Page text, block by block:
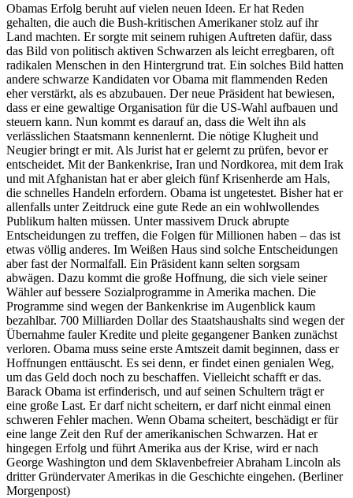
Obamas Erfolg beruht auf vielen neuen Ideen. Er hat Reden
gehalten, die auch die Bush-kritischen Amerikaner stolz auf ihr
Land machten. Er sorgte mit seinem ruhigen Auftreten dafür, dass
das Bild von politisch aktiven Schwarzen als leicht erregbaren, oft
radikalen Menschen in den Hintergrund trat. Ein solches Bild hatten
andere schwarze Kandidaten vor Obama mit flammenden Reden
eher verstärkt, als es abzubauen. Der neue Präsident hat bewiesen,
dass er eine gewaltige Organisation für die US-Wahl aufbauen und
steuern kann. Nun kommt es darauf an, dass die Welt ihn als
verlässlichen Staatsmann kennenlernt. Die nötige Klugheit und
Neugier bringt er mit. Als Jurist hat er gelernt zu prüfen, bevor er
entscheidet. Mit der Bankenkrise, Iran und Nordkorea, mit dem Irak
und mit Afghanistan hat er aber gleich fünf Krisenherde am Hals,
die schnelles Handeln erfordern. Obama ist ungetestet. Bisher hat er
allenfalls unter Zeitdruck eine gute Rede an ein wohlwollendes
Publikum halten müssen. Unter massivem Druck abrupte
Entscheidungen zu treffen, die Folgen für Millionen haben – das ist
etwas völlig anderes. Im Weißen Haus sind solche Entscheidungen
aber fast der Normalfall. Ein Präsident kann selten sorgsam
abwägen. Dazu kommt die große Hoffnung, die sich viele seiner
Wähler auf bessere Sozialprogramme in Amerika machen. Die
Programme sind wegen der Bankenkrise im Augenblick kaum
bezahlbar. 700 Milliarden Dollar des Staatshaushalts sind wegen der
Übernahme fauler Kredite und pleite gegangener Banken zunächst
verloren. Obama muss seine erste Amtszeit damit beginnen, dass er
Hoffnungen enttäuscht. Es sei denn, er findet einen genialen Weg,
um das Geld doch noch zu beschaffen. Vielleicht schafft er das.
Barack Obama ist erfinderisch, und auf seinen Schultern trägt er
eine große Last. Er darf nicht scheitern, er darf nicht einmal einen
schweren Fehler machen. Wenn Obama scheitert, beschädigt er für
eine lange Zeit den Ruf der amerikanischen Schwarzen. Hat er
hingegen Erfolg und führt Amerika aus der Krise, wird er nach
George Washington und dem Sklavenbefreier Abraham Lincoln als
dritter Gründervater Amerikas in die Geschichte eingehen. (Berliner
Morgenpost)